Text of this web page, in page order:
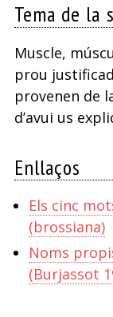
Tema de la
Muscle,
prou
provenen de
d’avui us
Enllaços
Els cinc
(brossiana)
Noms
(Burjassot